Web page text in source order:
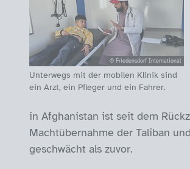
© Friedensdorf International
Unterwegs mit der mobilen Klinik sind
ein Arzt, ein Pfleger und ein Fahrer.
in Afghanistan ist seit dem
Machtübernahme der Taliban
geschwächt als zuvor.